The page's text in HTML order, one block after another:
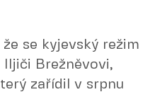
se kyjevský režim
Iljiči Brežněvovi,
zařídil v srpnu